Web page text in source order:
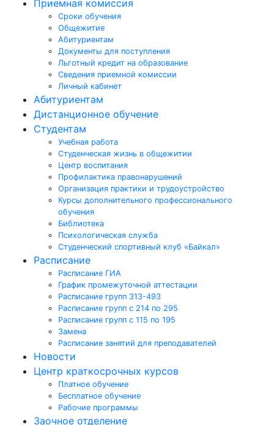
Приемная комиссия
Сроки обучения
Общежитие
Абитуриентам
Документы для поступления
Льготный кредит на образование
Сведения приемной комиссии
Личный кабинет
Абитуриентам
Дистанционное обучение
Студентам
Учебная работа
Студенческая жизнь в общежитии
Центр воспитания
Профилактика правонарушений
Организация практики и трудоустройство
Курсы дополнительного профессионального
обучения
Библиотека
Психологическая служба
Студенческий спортивный клуб «Байкал»
Расписание
Расписание ГИА
График промежуточной аттестации
Расписание групп 313-493
Расписание групп с 214 по 295
Расписание групп с 115 по 195
Замена
Расписание занятий для преподавателей
Новости
Центр краткосрочных курсов
Платное обучение
Бесплатное обучение
Рабочие программы
Заочное отделение